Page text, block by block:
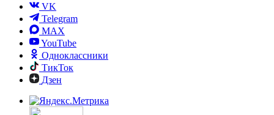
VK
Telegram
MAX
YouTube
Одноклассники
ТикТок
Дзен